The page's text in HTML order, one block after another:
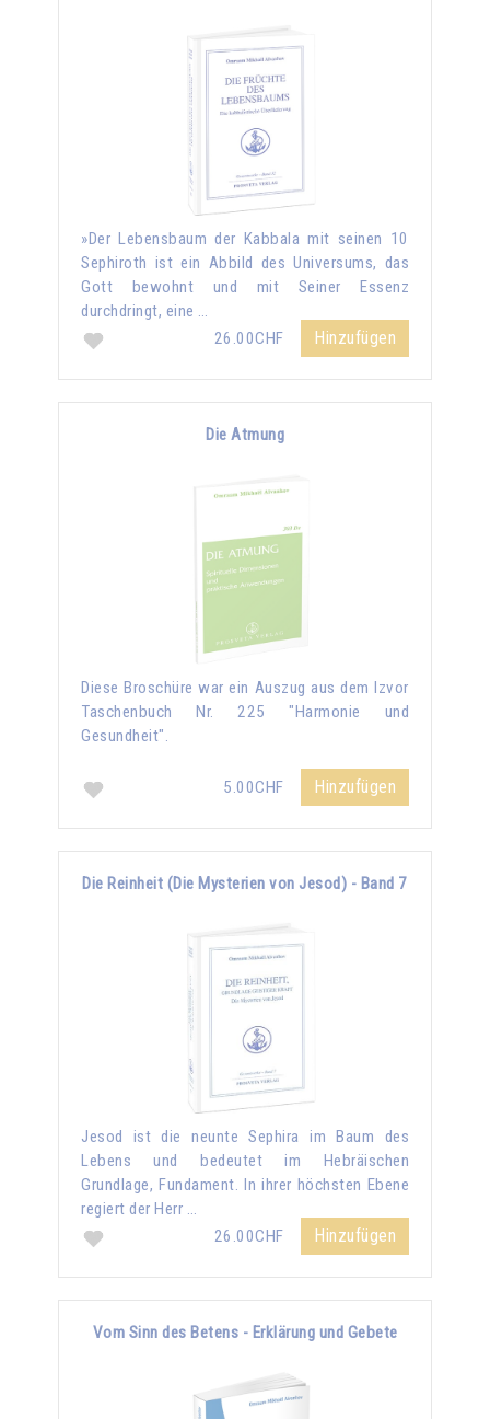
»Der Lebensbaum der Kabbala mit seinen 10
Sephiroth ist ein Abbild des Universums, das
Gott bewohnt und mit Seiner Essenz
durchdringt, eine …
26.00CHF
Hinzufügen
Die Atmung
Diese Broschüre war ein Auszug aus dem Izvor
Taschenbuch Nr. 225 "Harmonie und
Gesundheit".
5.00CHF Hinzufügen
Die Reinheit (Die Mysterien von Jesod) - Band 7
Jesod ist die neunte Sephira im Baum des
Lebens und bedeutet im Hebräischen
Grundlage, Fundament. In ihrer höchsten Ebene
regiert der Herr …
26.00CHF
Hinzufügen
Vom Sinn des Betens - Erklärung und Gebete